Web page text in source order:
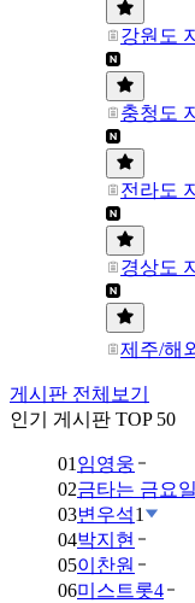
강원도
충청도
전라도
경상도
제주/해
게시판 전체보기
인기 게시판 TOP 50
01 임영웅
02금타는 금요일
03변우석1
04박지현
05이찬원
06미스트롯4